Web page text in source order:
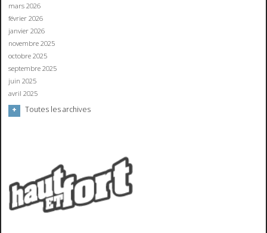
mars 2026
février 2026
janvier 2026
novembre 2025
octobre 2025
septembre 2025
juin 2025
avril 2025
Toutes les archives